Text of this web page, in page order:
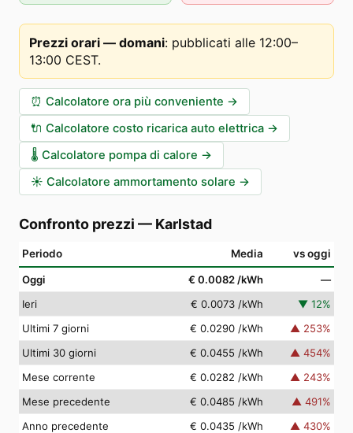
Prezzi orari — domani: pubblicati alle 12:00–
13:00 CEST.
⏰ Calcolatore ora più conveniente →
🔌 Calcolatore costo ricarica auto elettrica →
🌡️ Calcolatore pompa di calore →
☀️ Calcolatore ammortamento solare →
Confronto prezzi — Karlstad
Periodo Media vs oggi
Oggi € 0.0082 /kWh
—
Ieri
€ 0.0073 /kWh ▼ 12%
Ultimi 7 giorni
€ 0.0290 /kWh ▲ 253%
Ultimi 30 giorni
€ 0.0455 /kWh ▲ 454%
Mese corrente
€ 0.0282 /kWh ▲ 243%
Mese precedente
€ 0.0485 /kWh ▲ 491%
Anno precedente
€ 0.0435 /kWh ▲ 430%